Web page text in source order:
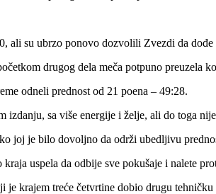
ali su ubrzo ponovo dozvolili Zvezdi da
drugog dela meča potpuno preuzela
odneli prednost od 21 poena – 49:28.
izdanju, sa više energije i želje, ali do toga
joj je bilo dovoljno da održi ubedljivu
uspela da odbije sve pokušaje i nalete
krajem treće četvrtine dobio drugu tehničku